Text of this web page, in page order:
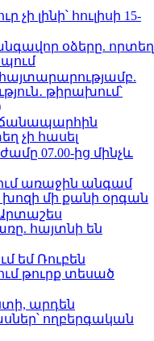
չի լինի՝ հուլիսի 15-
օձերը. որտեղ
թիրախում՝
ճանապարհին
չի հասել
ժամը 07.00-ից մինչև
առաջին անգամ
մի քանի օրգան
հայտնի են
եմ Ռուբեն
թուրք տեսած
արդեն
ողբերգական